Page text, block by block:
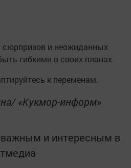
и неожиданных
гибкими в своих планах.
к переменам.
«Кукмор-информ»
и интересным в